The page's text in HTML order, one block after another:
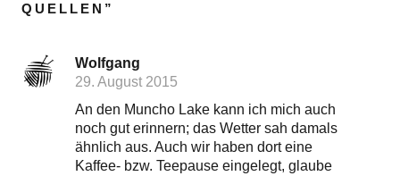
UELLEN
”
Wolfgang
29. August 2015
An den Muncho Lake kann ich mich auch
noch gut erinnern; das Wetter sah damals
ähnlich aus. Auch wir haben dort eine
Kaffee- bzw. Teepause eingelegt, glaube